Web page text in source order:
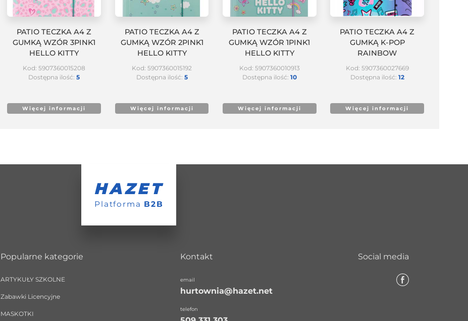
PATIO TECZKA A4 Z
GUMKĄ WZÓR 3PINK1
HELLO KITTY
Kod: 5907360015208
Dostępna ilość:5
Więcej informacji
PATIO TECZKA A4 Z
GUMKĄ WZÓR 2PINK1
HELLO KITTY
Kod: 5907360015192
Dostępna ilość: 5
Więcej informacji
PATIO TECZKA A4 Z
GUMKĄ WZÓR 1PINK1
HELLO KITTY
Kod: 5907360010913
Dostępna ilość: 10
Więcej informacji
PATIO TECZKA A4 Z
GUMKĄ K-POP
RAINBOW
Kod: 5907360027669
Dostępna ilość: 12
Więcej informacji
HAZET
Platforma B2B
Popularne kategorie
ARTYKUŁY SZKOLNE
Zabawki Licencyjne
MASKOTKI
Kontakt
email
hurtownia@hazet.net
telefon
Social media